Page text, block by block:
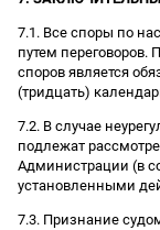
7.1. Все споры по
путем переговоров.
споров является
(тридцать)
7.2. В случае
подлежат
Администрации (в
установленными
7.3. Признание